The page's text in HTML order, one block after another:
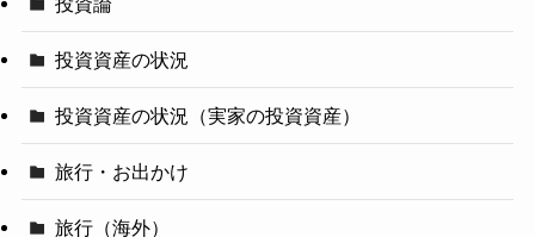
投資資産の状況
投資資産の状況（実家の投資資産）
旅行・お出かけ
旅行（海外）